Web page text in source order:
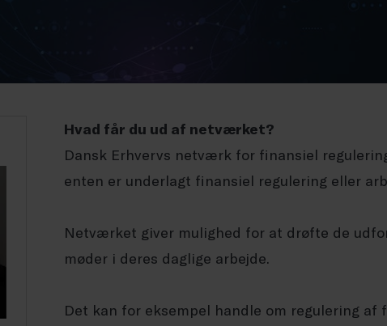
Hvad får du ud af netværket?
Dansk Erhvervs netværk for finansiel
enten er underlagt finansiel regulering eller
Netværket giver mulighed for at drøfte de
møder i deres daglige arbejde.
Det kan for eksempel handle om regulering